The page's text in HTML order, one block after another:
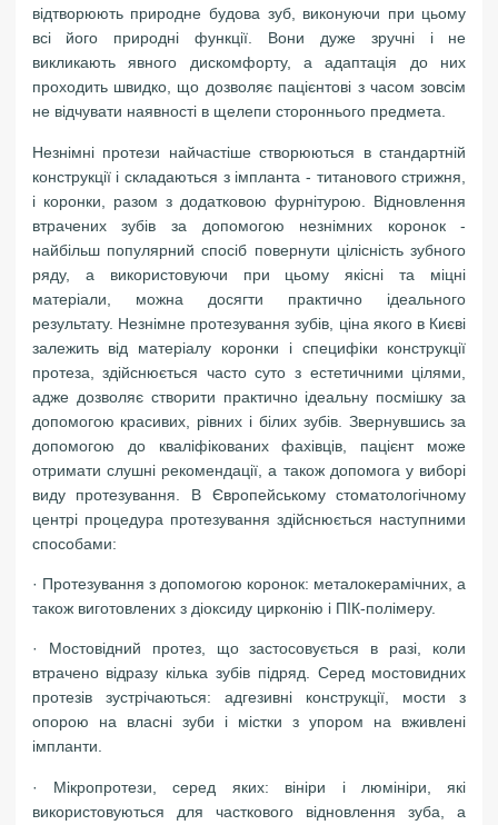
відтворюють природне будова зуб, виконуючи при цьому
всі його природні функції. Вони дуже зручні і не
викликають явного дискомфорту, а адаптація до них
проходить швидко, що дозволяє пацієнтові з часом зовсім
не відчувати наявності в щелепи стороннього предмета.
Незнімні протези найчастіше створюються в стандартній
конструкції і складаються з імпланта - титанового стрижня,
і коронки, разом з додатковою фурнітурою. Відновлення
втрачених зубів за допомогою незнімних коронок -
найбільш популярний спосіб повернути цілісність зубного
ряду, а використовуючи при цьому якісні та міцні
матеріали, можна досягти практично ідеального
результату. Незнімне протезування зубів, ціна якого в Києві
залежить від матеріалу коронки і специфіки конструкції
протеза, здійснюється часто суто з естетичними цілями,
адже дозволяє створити практично ідеальну посмішку за
допомогою красивих, рівних і білих зубів. Звернувшись за
допомогою до кваліфікованих фахівців, пацієнт може
отримати слушні рекомендації, а також допомога у виборі
виду протезування. В Європейському стоматологічному
центрі процедура протезування здійснюється наступними
способами:
· Протезування з допомогою коронок: металокерамічних, а
також виготовлених з діоксиду цирконію і ПІК-полімеру.
· Мостовідний протез, що застосовується в разі, коли
втрачено відразу кілька зубів підряд. Серед мостовидних
протезів зустрічаються: адгезивні конструкції, мости з
опорою на власні зуби і містки з упором на вживлені
імпланти.
· Мікропротези, серед яких: вініри і люмініри, які
використовуються для часткового відновлення зуба, а